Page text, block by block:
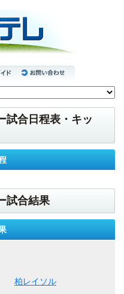
試合日程表・キッ
試合結果
柏レイソル